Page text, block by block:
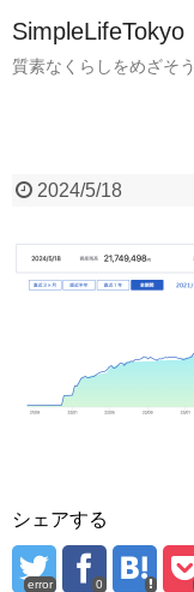
SimpleLifeTokyo
質素なくらしをめざそう
2024/5/18
シェアする
error 0